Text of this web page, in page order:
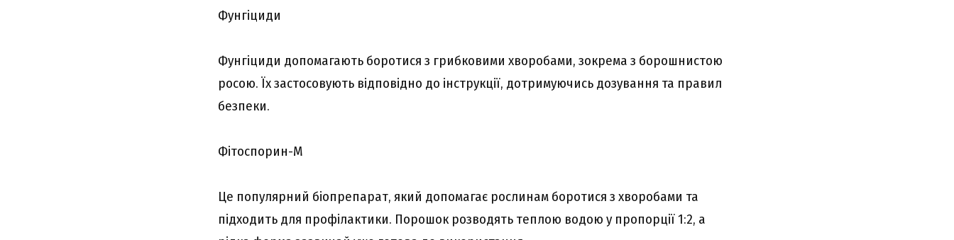
Фунгіциди
Фунгіциди допомагають боротися з грибковими хворобами, зокрема з борошнистою
росою. Їх застосовують відповідно до інструкції, дотримуючись дозування та правил
безпеки.
Фітоспорин-М
Це популярний біопрепарат, який допомагає рослинам боротися з хворобами та
підходить для профілактики. Порошок розводять теплою водою у пропорції 1:2, а